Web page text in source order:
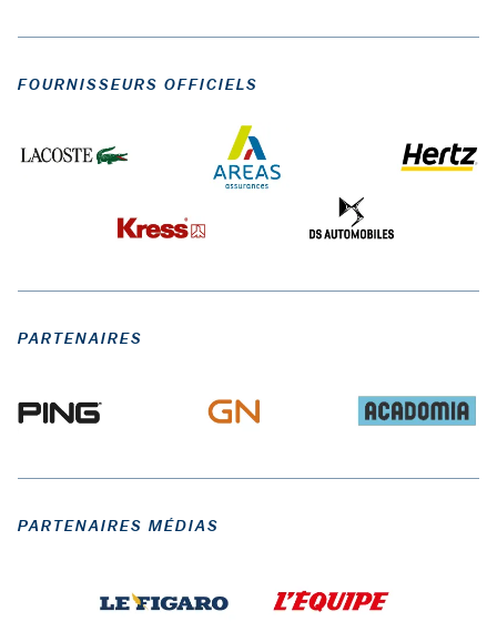
FOURNISSEURS OFFICIELS
PARTENAIRES
PARTENAIRES MÉDIAS